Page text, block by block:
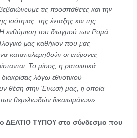
τις προσπάθειες και την
της ένταξης και της
ενθύμηση του διωγμού των Ρομά
μας καθήκον που μας
καταπολεμηθούν οι επίμονες
Το μίσος, η ρατσιστικά
λόγω εθνοτικού
θέση στην Ένωσή μας, η οποία
των θεμελιωδών δικαιωμάτων».
ΔΕΛΤΙΟ ΤΥΠΟΥ στο σύνδεσμο που